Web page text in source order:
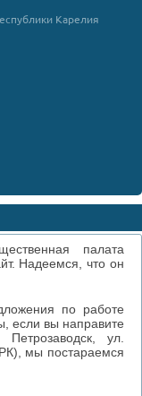
Карелия
палата
Надеемся, что он
по работе
если вы направите
ул.
мы постараемся